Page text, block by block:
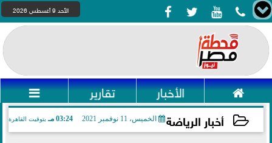
    الأحد 9 أغسطس 2026
 الأخبار تقارير 
أخبار الرياضة الخميس، 11 نوفمبر 2021 03:24 مـ بتوقيت القاهرة